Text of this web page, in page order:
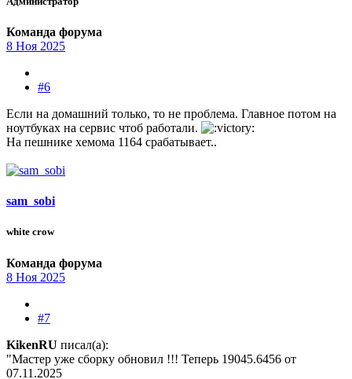
Команда форума
8 Ноя 2025
#6
Если на домашний только, то не проблема. Главное потом на
ноутбуках на сервис чтоб работали.
На пешнике хемома 1164 срабатывает..
sam_sobi
white crow
Команда форума
8 Ноя 2025
#7
KikenRU писал(а):
"Мастер уже сборку обновил !!! Теперь 19045.6456 от
07.11.2025